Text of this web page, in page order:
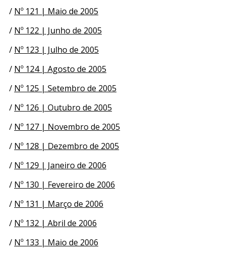
/ Nº 121 | Maio de 2005
/ Nº 122 | Junho de 2005
/ Nº 123 | Julho de 2005
/ Nº 124 | Agosto de 2005
/ Nº 125 | Setembro de 2005
/ Nº 126 | Outubro de 2005
/ Nº 127 | Novembro de 2005
/ Nº 128 | Dezembro de 2005
/ Nº 129 | Janeiro de 2006
/ Nº 130 | Fevereiro de 2006
/ Nº 131 | Março de 2006
/ Nº 132 | Abril de 2006
/ Nº 133 | Maio de 2006